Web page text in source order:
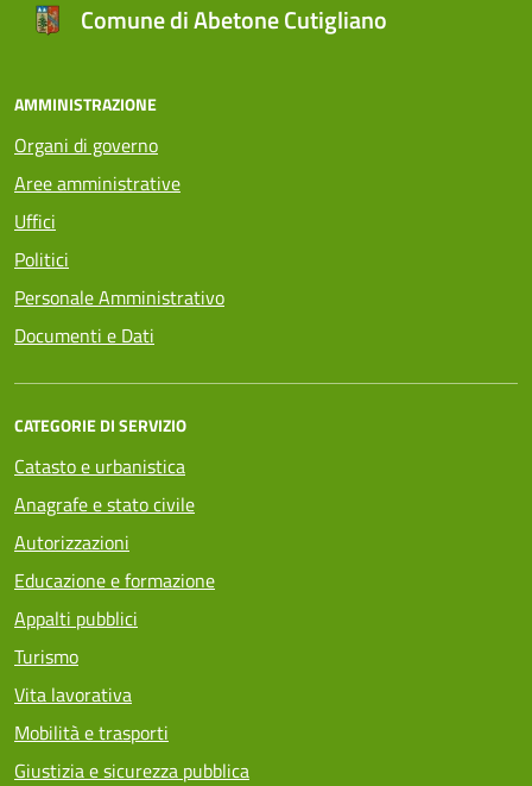
Comune di Abetone Cutigliano
AMMINISTRAZIONE
Organi di governo
Aree amministrative
Uffici
Politici
Personale Amministrativo
Documenti e Dati
CATEGORIE DI SERVIZIO
Catasto e urbanistica
Anagrafe e stato civile
Autorizzazioni
Educazione e formazione
Appalti pubblici
Turismo
Vita lavorativa
Mobilità e trasporti
Giustizia e sicurezza pubblica